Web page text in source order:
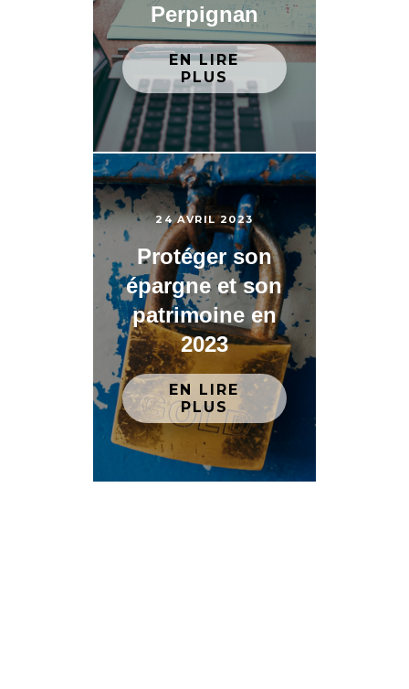
Perpignan
EN LIRE
PLUS
24 AVRIL 2023
Protéger son
épargne et son
patrimoine en
2023
EN LIRE
PLUS